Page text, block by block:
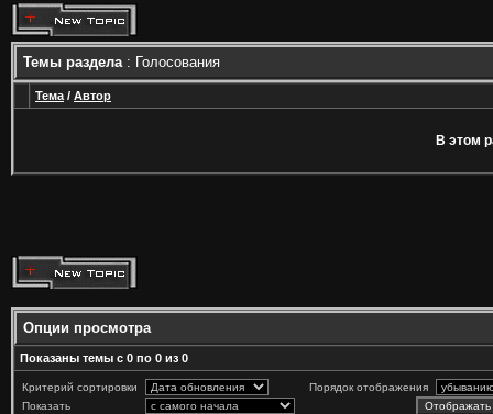
Темы раздела: Голосования
Тема / Автор
В этом
Опции просмотра
Показаны темы с 0 по 0 из 0
Критерий сортировки
Порядок отображения
Показать